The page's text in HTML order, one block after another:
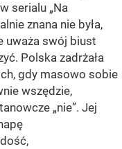
serialu „Na
znana nie była,
uważa swój biust
Polska zadrżała
gdy masowo sobie
wszędzie,
„nie”. Jej